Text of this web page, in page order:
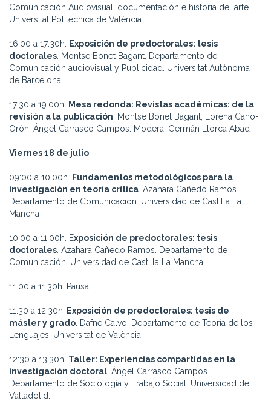
Comunicación Audiovisual, documentación e historia del arte.
Universitat Politècnica de València
16:00 a 17:30h.
Exposición de predoctorales: tesis
doctorales . Montse Bonet Bagant. Departamento de
Comunicación audiovisual y Publicidad. Universitat Autònoma
de Barcelona.
17:30 a 19:00h.
Mesa redonda: Revistas académicas: de la
revisión a la publicación . Montse Bonet Bagant, Lorena Cano-
Orón, Ángel Carrasco Campos. Modera: Germán Llorca Abad
Viernes 18 de julio
09:00 a 10:00h.
Fundamentos metodológicos para la
investigación en teoría crítica . Azahara Cañedo Ramos.
Departamento de Comunicación. Universidad de Castilla La
Mancha
10:00 a 11:00h. Exposición de predoctorales: tesis
doctorales . Azahara Cañedo Ramos. Departamento de
Comunicación. Universidad de Castilla La Mancha
11:00 a 11:30h. Pausa
11:30 a 12:30h.
Exposición de predoctorales: tesis de
máster y grado . Dafne Calvo. Departamento de Teoría de los
Lenguajes. Universitat de València.
12:30 a 13:30h. Taller: Experiencias compartidas en la
investigación doctoral . Ángel Carrasco Campos.
Departamento de Sociología y Trabajo Social. Universidad de
Valladolid.